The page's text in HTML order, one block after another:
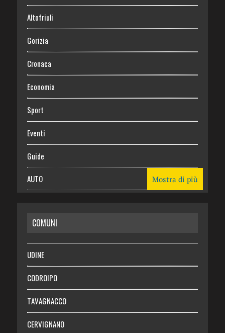
Altofriuli
Gorizia
Cronaca
Economia
Sport
Eventi
Guide
AUTO
RISPARMIO
SALUTE
Necrologie
Chi siamo
Abbonati
Mostra di più
COMUNI
UDINE
CODROIPO
TAVAGNACCO
CERVIGNANO